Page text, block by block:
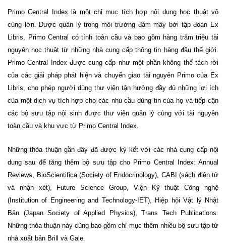
Primo Central Index là một chỉ mục tích hợp nội dung học thuật vô
cùng lớn. Được quản lý trong môi trường đám mây bởi tập đoàn Ex
Libris, Primo Central có tính toàn cầu và bao gồm hàng trăm triệu tài
nguyên học thuật từ những nhà cung cấp thông tin hàng đầu thế giới.
Primo Central Index được cung cấp như một phần không thể tách rời
của các giải pháp phát hiện và chuyển giao tài nguyên Primo của Ex
Libris, cho phép người dùng thư viện tận hưởng đầy đủ những lợi ích
của một dịch vụ tích hợp cho các nhu cầu dùng tin của họ và tiếp cận
các bộ sưu tập nội sinh được thư viện quản lý cùng với tài nguyên
toàn cầu và khu vực từ Primo Central Index.
Những thỏa thuận gần đây đã được kýkết với các nhà cung cấp nội
dung sau để tăng thêm bộ sưu tập cho Primo Central Index: Annual
Reviews, BioScientifica (Society of Endocrinology), CABI (sách điện tử
và nhận xét), Future Science Group, Viện Kỹ thuật Công nghệ
(Institution of Engineering and Technology-IET), Hiệp hội Vật l ýNhật
Bản (Japan Society of Applied Physics), Trans Tech Publications.
Những thỏa thuận này cũng bao gồm chỉ mục thêm nhiều bộ sưu tập từ
nhà xuất bản Brill và Gale.